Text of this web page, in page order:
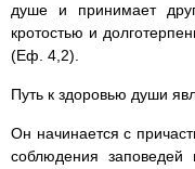
душе и принимает
кротостью и
(Еф. 4,2).
Путь к здоровью души
Он начинается с
соблюдения заповедей